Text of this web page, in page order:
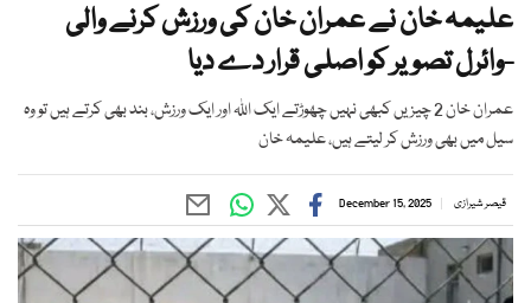
علیمہ خان نے عمران خان کی ورزش کرنے والی
-وائرل تصویر کو اصلی قرار دے دیا
عمران خان 2 چیزیں کبھی نہیں چھوڑتے ایک اللہ اور ایک ورزش، بند بھی کرتے ہیں تو وہ
سیل میں بھی ورزش کر لیتے ہیں، علیمہ خان
قیصر شیرازی December 15, 2025